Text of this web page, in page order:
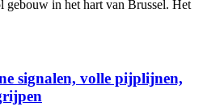
gebouw in het hart van Brussel. Het
signalen, volle pijplijnen,